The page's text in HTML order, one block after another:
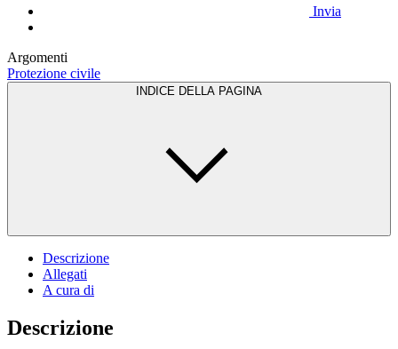
Invia
Argomenti
Protezione civile
INDICE DELLA PAGINA
Descrizione
Allegati
A cura di
Descrizione